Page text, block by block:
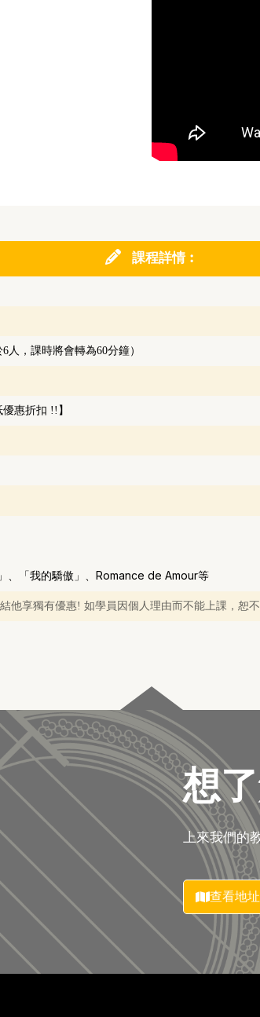
課程詳情︰
人，課時將會轉為60分鐘）
惠折扣 !!】
、「我的驕傲」、Romance de Amour等
他享獨有優惠! 如學員因個人理由而不能上課，恕
想
上來我們的
查看地